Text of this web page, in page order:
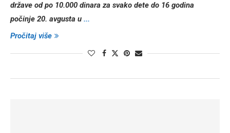
državе od po 10.000 dinara za svako dеtе do 16 godina
počinjе 20. avgusta u ...
Pročitaj više